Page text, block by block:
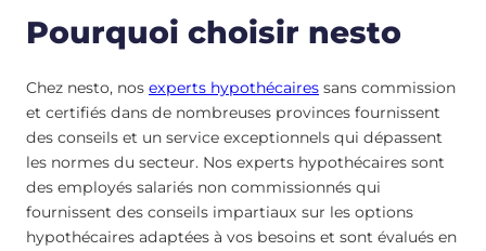
Pourquoi choisir nesto
Chez nesto, nos experts hypothécaires sans commission
et certifiés dans de nombreuses provinces fournissent
des conseils et un service exceptionnels qui dépassent
les normes du secteur. Nos experts hypothécaires sont
des employés salariés non commissionnés qui
fournissent des conseils impartiaux sur les options
hypothécaires adaptées à vos besoins et sont évalués en